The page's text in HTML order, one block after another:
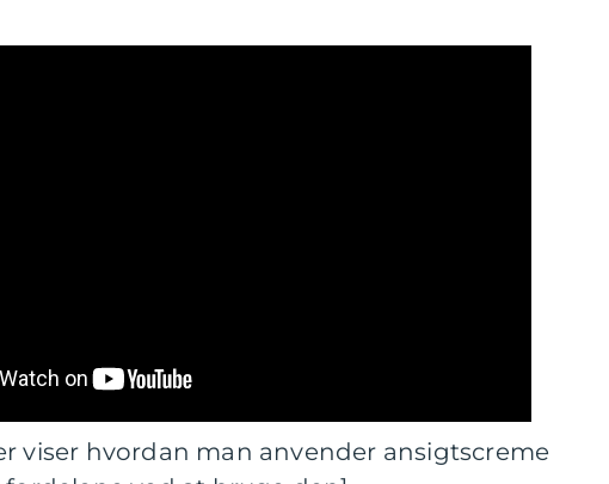
viser hvordan man anvender ansigtscreme